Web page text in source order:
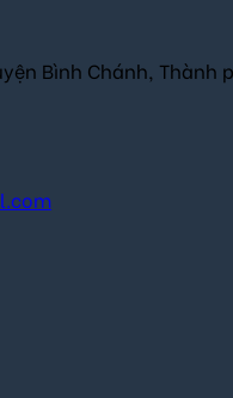
Bình Chánh, Thành